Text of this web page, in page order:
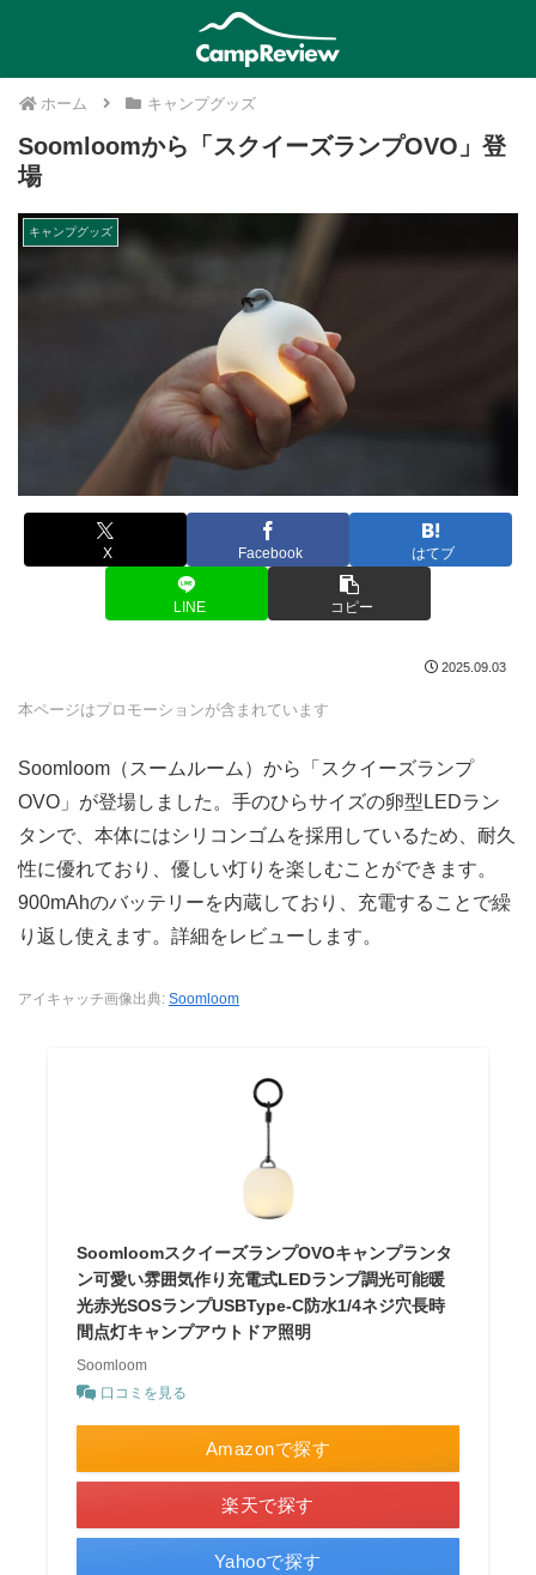
ホーム キャンプグッズ
Soomloomから「スクイーズランプOVO」登
場
キャンプグッズ
X Facebook はてブ
LINE コピー
2025.09.03
本ページはプロモーションが含まれています
Soomloom（スームルーム）から「スクイーズランプ
OVO」が登場しました。手のひらサイズの卵型LEDラン
タンで、本体にはシリコンゴムを採用しているため、耐久
性に優れており、優しい灯りを楽しむことができます。
900mAhのバッテリーを内蔵しており、充電することで繰
り返し使えます。詳細をレビューします。
アイキャッチ画像出典: Soomloom
SoomloomスクイーズランプOVOキャンプランタ
ン可愛い雰囲気作り充電式LEDランプ調光可能暖
光赤光SOSランプUSBType-C防水1/4ネジ穴長時
間点灯キャンプアウトドア照明
Soomloom
口コミを見る
Amazonで探す
楽天で探す
Yahooで探す